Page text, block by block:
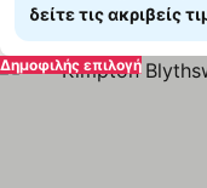
δείτε τις ακριβείς
Δημοφιλής επιλογή